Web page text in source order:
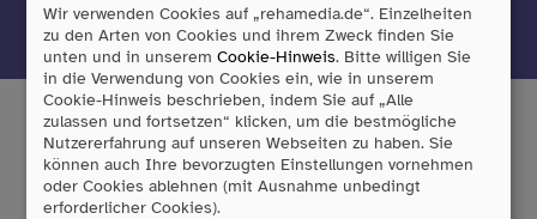
Jetzt anmelden
Tobii Dynavox GmbH
Friedrich-Ebert-Straße 134
Wir verwenden Cookies auf „rehamedia.de“. Einzelheiten
zu den Arten von Cookies und ihrem Zweck finden Sie
unten und in unseremCookie-Hinweis. Bitte willigen Sie
in die Verwendung von Cookies ein, wie in unserem
Cookie-Hinweis beschrieben, indem Sie auf „Alle
zulassen und fortsetzen“ klicken, um die bestmögliche
Nutzererfahrung auf unseren Webseiten zu haben. Sie
können auch Ihre bevorzugten Einstellungen vornehmen
oder Cookies ablehnen (mit Ausnahme unbedingt
erforderlicher Cookies).